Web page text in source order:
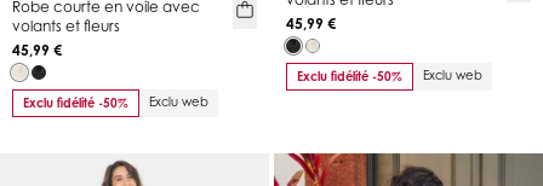
Robe courte en voile avec
volants et fleurs
45,99 €
Exclu fidélité -50% Exclu web
45,99 €
Exclu fidélité -50% Exclu web